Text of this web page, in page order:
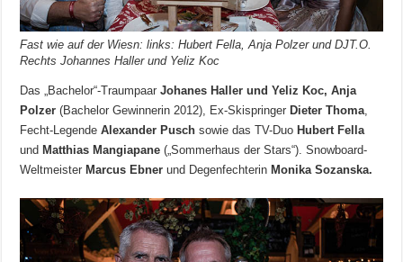
Fast wie auf der Wiesn: links: Hubert Fella, Anja Polzer und DJT.O.
Rechts Johannes Haller und Yeliz Koc
Das „Bachelor“-TraumpaarJohanes Haller und Yeliz Koc, Anja
Polzer(Bachelor Gewinnerin 2012), Ex-Skispringer Dieter Thoma,
Fecht-LegendeAlexander Pusch sowie das TV-Duo Hubert Fella
und Matthias Mangiapane („Sommerhaus der Stars“). Snowboard-
Weltmeister Marcus Ebner und Degenfechterin Monika Sozanska.